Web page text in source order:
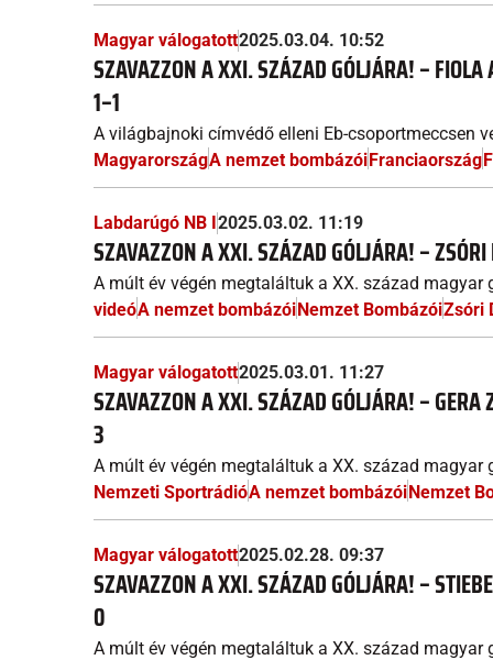
Magyar válogatott2025.03.04. 10:52
SZAVAZZON A XXI. SZÁZAD GÓLJÁRA! –
1–1
A világbajnoki címvédő elleni Eb-csoportmeccsen
MagyarországA nemzet bombázóiFranciaország
Labdarúgó NB I2025.03.02. 11:19
SZAVAZZON A XXI. SZÁZAD GÓLJÁRA! –
A múlt év végén megtaláltuk a XX. század
videóA nemzet bombázóiNemzet BombázóiZsóri
Magyar válogatott2025.03.01. 11:27
SZAVAZZON A XXI. SZÁZAD GÓLJÁRA! –
3
A múlt év végén megtaláltuk a XX. század
Nemzeti SportrádióA nemzet bombázóiNemzet
Magyar válogatott2025.02.28. 09:37
SZAVAZZON A XXI. SZÁZAD GÓLJÁRA! –
0
A múlt év végén megtaláltuk a XX. század